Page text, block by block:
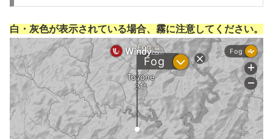
白・灰色が表示されている場合、霧に注意してください。